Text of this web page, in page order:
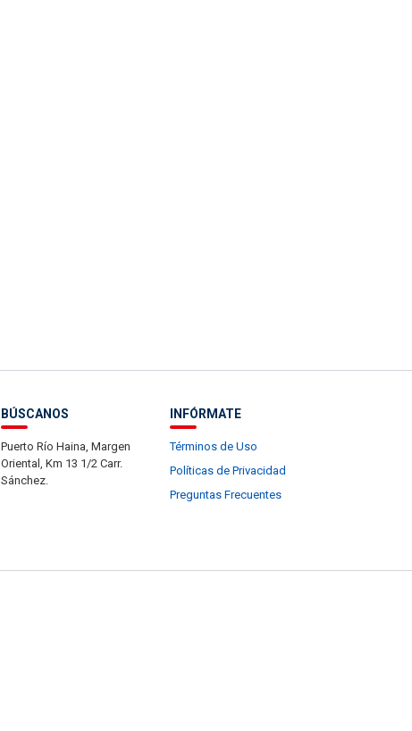
BÚSCANOS
Puerto Río Haina, Margen
Oriental, Km 13 1/2 Carr.
Sánchez.
INFÓRMATE
Términos de Uso
Políticas de Privacidad
Preguntas Frecuentes